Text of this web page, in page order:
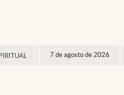
7 de agosto de 2026